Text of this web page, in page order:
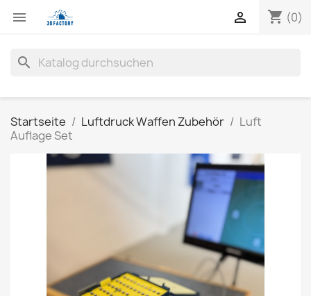
 shopping_cart (0)

search
Startseite Luftdruck Waffen Zubehör
Luft
Auflage Set